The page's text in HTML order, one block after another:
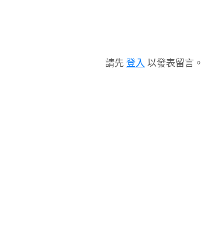
請先 登入 以發表留言。